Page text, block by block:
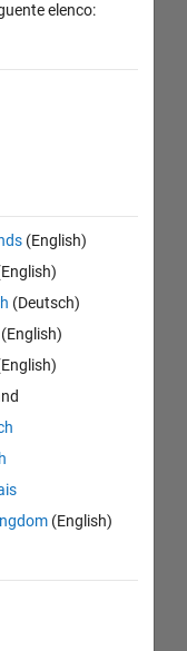
elenco:
(English)
(Deutsch)
(English)
(English)